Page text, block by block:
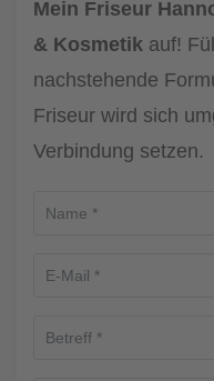
Mein Friseur
& Kosmetik auf!
nachstehende
Friseur wird sich
Verbindung setzen.